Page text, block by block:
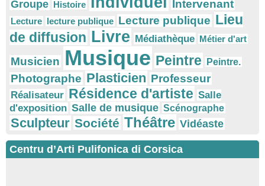
Groupe Histoire Intervenant
Lecture lecture publique Lecture publique Lieu
de diffusion Livre Médiathèque Métier d'art
Musicien Musique Peintre Peintre.
Photographe Plasticien Professeur
Réalisateur Résidence d'artiste Salle
d'exposition Salle de musique Scénographe
Sculpteur Société Théâtre Vidéaste
Centru d’Arti Pulifonica di Corsica